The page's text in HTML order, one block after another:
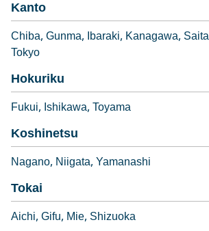
Kanto
Chiba Gunma Ibaraki Kanagawa
Tokyo
Hokuriku
Fukui Ishikawa Toyama
Koshinetsu
Nagano Niigata Yamanashi
Tokai
Aichi Gifu Mie Shizuoka